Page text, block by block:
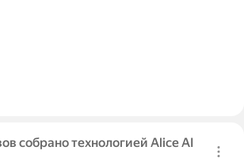
собрано технологией Alice AI